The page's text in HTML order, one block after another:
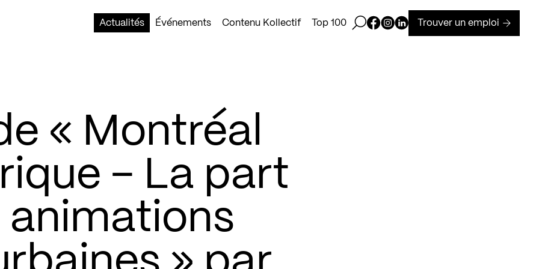
Actualités
Événements Contenu Kollectif Top 100 Ouvrir la barre de recherche
Page Facebook de Kollectif
Page Instagram de Kollectif
Page Linkedin de Kollectif
Trouver un emploi
« Montréal
– La part
animations